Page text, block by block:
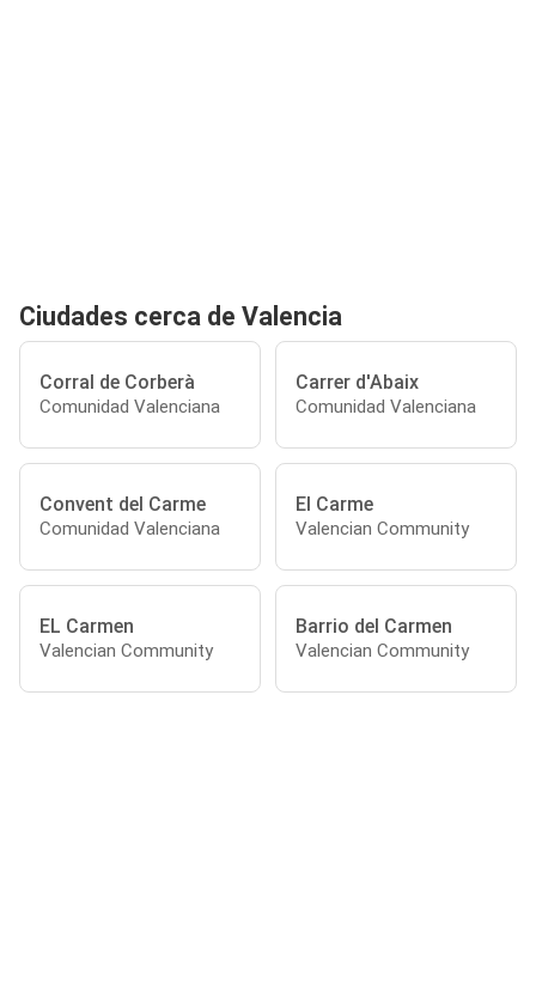
Ciudades cerca de Valencia
Corral de Corberà
Comunidad Valenciana
Carrer d'Abaix
Comunidad Valenciana
Convent del Carme
Comunidad Valenciana
El Carme
Valencian Community
EL Carmen
Valencian Community
Barrio del Carmen
Valencian Community